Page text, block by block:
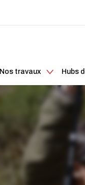
Nos travaux Hubs